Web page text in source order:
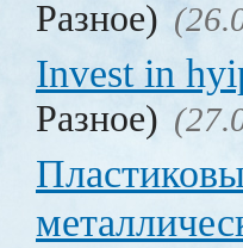
Разное)
Invest in
Разное)